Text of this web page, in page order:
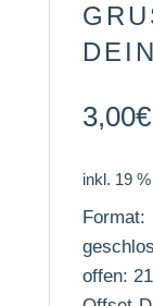
3,00€
inkl. 19
Format:
offen: